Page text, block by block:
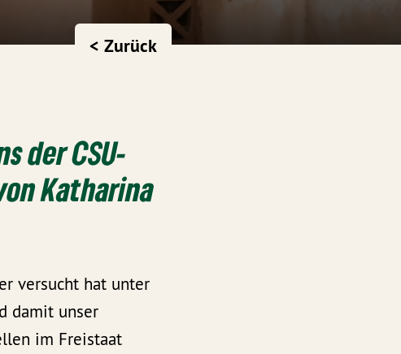
< Zurück
der CSU-
Katharina
versucht hat unter
damit unser
im Freistaat